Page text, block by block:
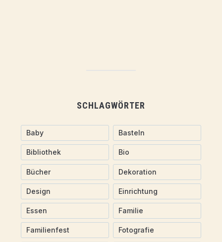
SCHLAGWÖRTER
Baby Basteln
Bibliothek Bio
Bücher Dekoration
Design Einrichtung
Essen Familie
Familienfest Fotografie